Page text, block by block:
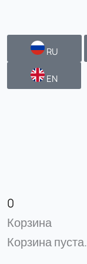
RU
EN
0
Корзина
Корзина пуста.